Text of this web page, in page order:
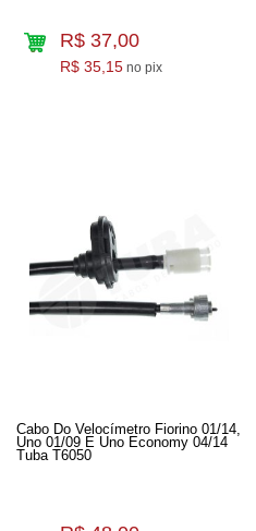
R$ 37,00
R$ 35,15 no pix
Cabo Do Velocímetro Fiorino 01/14,
Uno 01/09 E Uno Economy 04/14
Tuba T6050